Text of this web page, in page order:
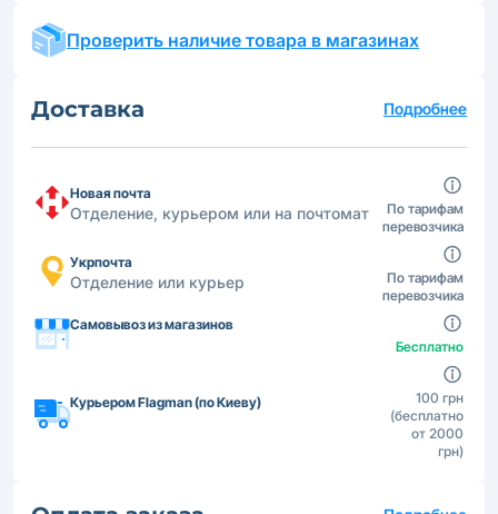
Проверить наличие товара в магазинах
Доставка Подробнее
Новая почта
Отделение, курьером или на почтомат
По тарифам
перевозчика
Укрпочта
Отделение или курьер
По тарифам
перевозчика
Самовывоз из магазинов
Бесплатно
Курьером Flagman (по Киеву)
100 грн
(бесплатно
от 2000
грн)